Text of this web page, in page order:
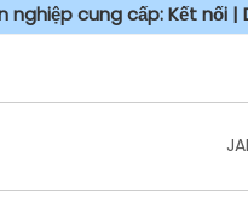
nghiệp cung cấp: Kết nối